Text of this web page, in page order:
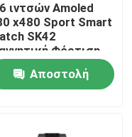
ιντσών Amoled
x480 Sport Smart
SK42
Φόρτιση
Ζωής
Αποστολή